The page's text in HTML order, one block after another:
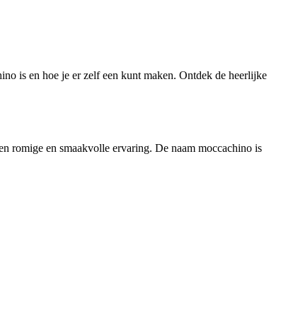
is en hoe je er zelf een kunt maken. Ontdek de heerlijke
romige en smaakvolle ervaring. De naam moccachino is